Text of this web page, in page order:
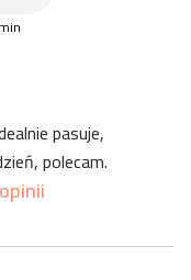
zapach - z racji
pasuje,
polecam.